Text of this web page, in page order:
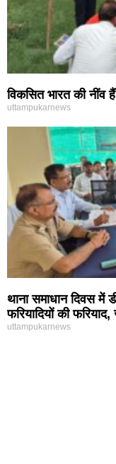
विकसित भारत की नींव
uttampukarnews
थाना समाधान दिवस में
फरियादियों की
uttampukarnews